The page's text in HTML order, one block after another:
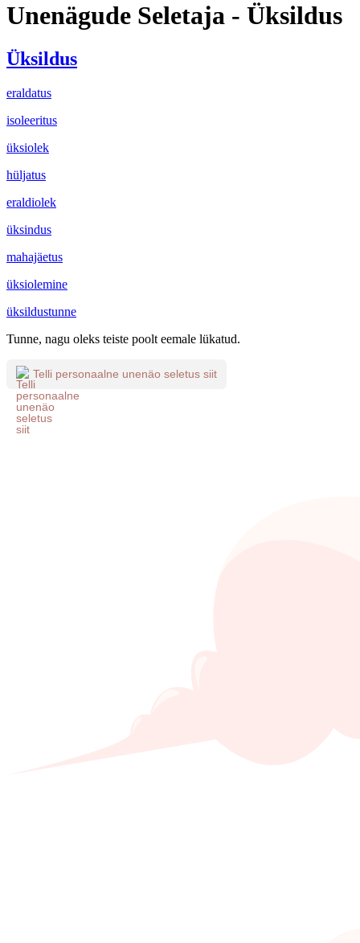
Unenägude Seletaja - Üksildus
Üksildus
eraldatus
isoleeritus
üksiolek
hüljatus
eraldiolek
üksindus
mahajäetus
üksiolemine
üksildustunne
Tunne, nagu oleks teiste poolt eemale lükatud.
Telli personaalne unenäo seletus siit